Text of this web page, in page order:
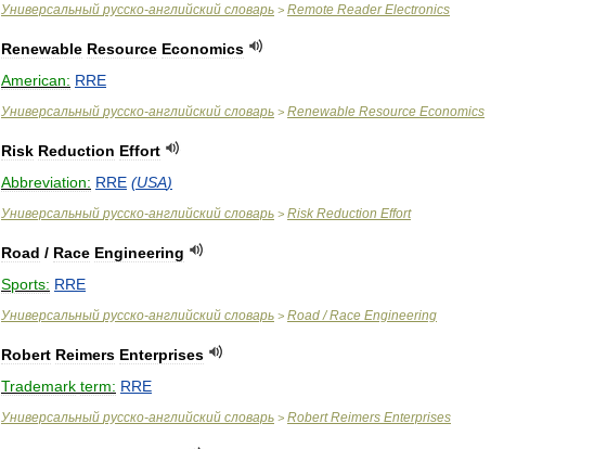
Универсальный русско-английский словарь > Remote Reader Electronics
Renewable Resource Economics
American: RRE
Универсальный русско-английский словарь > Renewable Resource Economics
Risk Reduction Effort
Abbreviation: RRE (USA)
Универсальный русско-английский словарь > Risk Reduction Effort
Road / Race Engineering
Sports: RRE
Универсальный русско-английский словарь > Road/Race Engineering
Robert Reimers Enterprises
Trademark term: RRE
Универсальный русско-английский словарь > Robert Reimers Enterprises